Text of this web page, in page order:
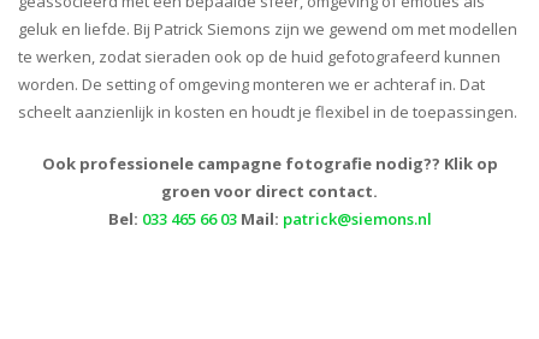
geluk en liefde. Bij Patrick Siemons zijn we gewend om met modellen
te werken, zodat sieraden ook op de huid gefotografeerd kunnen
worden. De setting of omgeving monteren we er achteraf in. Dat
scheelt aanzienlijk in kosten en houdt je flexibel in de toepassingen.
Ook professionele campagne fotografie nodig?? Klik op
groen voor direct contact.
Bel: 033 465 66 03Mail: patrick@siemons.nl